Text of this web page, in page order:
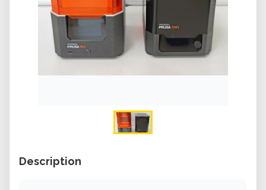
Description